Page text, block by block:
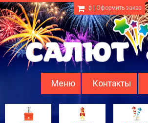
0 Оформить заказ
Меню Контакты